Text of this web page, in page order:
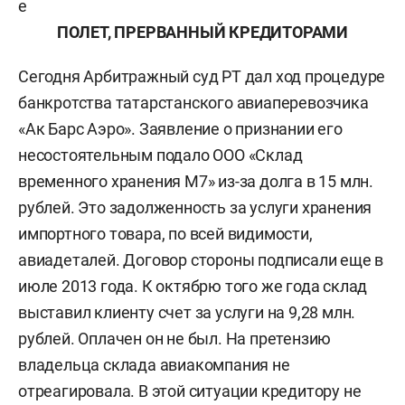
е
ПОЛЕТ, ПРЕРВАННЫЙ КРЕДИТОРАМИ
Сегодня Арбитражный суд РТ дал ход процедуре
банкротства татарстанского авиаперевозчика
«Ак Барс Аэро». Заявление о признании его
несостоятельным подало ООО «Склад
временного хранения М7» из-за долга в 15 млн.
рублей. Это задолженность за услуги хранения
импортного товара, по всей видимости,
авиадеталей. Договор стороны подписали еще в
июле 2013 года. К октябрю того же года склад
выставил клиенту счет за услуги на 9,28 млн.
рублей. Оплачен он не был. На претензию
владельца склада авиакомпания не
отреагировала. В этой ситуации кредитору не